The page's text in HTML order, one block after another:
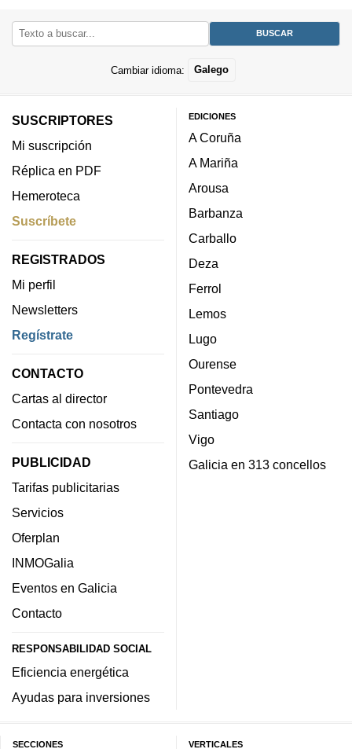
Cambiar idioma: Galego
SUSCRIPTORES
Mi suscripción
Réplica en PDF
Hemeroteca
Suscríbete
REGISTRADOS
Mi perfil
Newsletters
Regístrate
CONTACTO
Cartas al director
Contacta con nosotros
PUBLICIDAD
Tarifas publicitarias
Servicios
Oferplan
INMOGalia
Eventos en Galicia
Contacto
RESPONSABILIDAD SOCIAL
Eficiencia energética
Ayudas para inversiones
EDICIONES
A Coruña
A Mariña
Arousa
Barbanza
Carballo
Deza
Ferrol
Lemos
Lugo
Ourense
Pontevedra
Santiago
Vigo
Galicia en 313 concellos
SECCIONES VERTICALES